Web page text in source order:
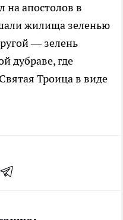
на апостолов в
жилища зеленью
— зелень
дубраве, где
Троица в виде